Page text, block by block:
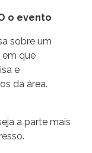
o evento
sobre um
em que
e
da área.
a parte mais